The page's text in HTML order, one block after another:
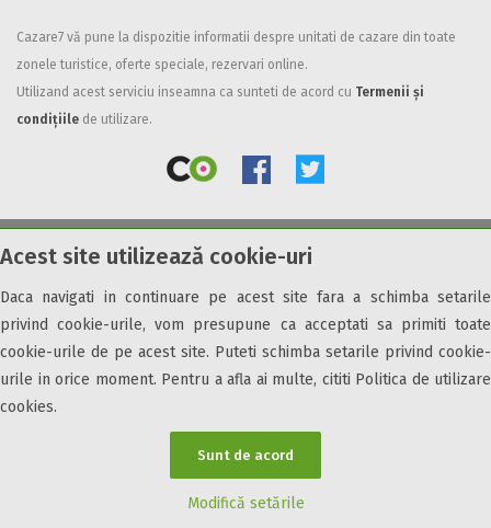
Acest site utilizează cookie-uri
Daca navigati in continuare pe acest site fara a schimba setarile
privind cookie-urile, vom presupune ca acceptati sa primiti toate
cookie-urile de pe acest site. Puteti schimba setarile privind cookie-
urile in orice moment. Pentru a afla ai multe, cititi Politica de utilizare
cookies.
Sunt de acord
Modifică setările
Facilități
Internet wireless
All inclusive
Pensiune completa
Demipensiune
Mic dejun
Accepta animale
Accepta voucher vacanta
Acces persoane cu dizabilități
Cazare7 vă pune la dispozitie informatii despre unitati de cazare din toate
zonele turistice, oferte speciale, rezervari online.
Utilizand acest serviciu inseamna ca sunteti de acord cu Termenii și
condițiile de utilizare.
© 2026 Cazare7. Toate drepturile rezervate.
Obiective turistice Informații utile Parteneri Cazare7 Harta Cazare7